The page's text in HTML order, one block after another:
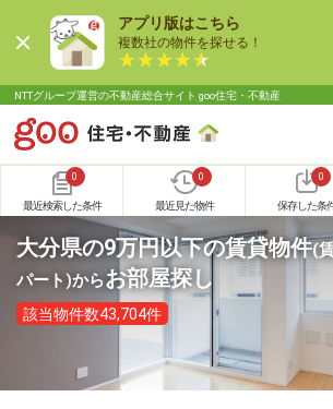
アプリ版はこちら
複数社の物件を探せる！
NTTグループ運営の不動産総合サイト goo住宅・不動産
0
最近検索した条件
0
最近見た物件
0
保存した条
大分県の9万円以下の賃貸物件(
パート)からお部屋探し
該当物件数43,704件